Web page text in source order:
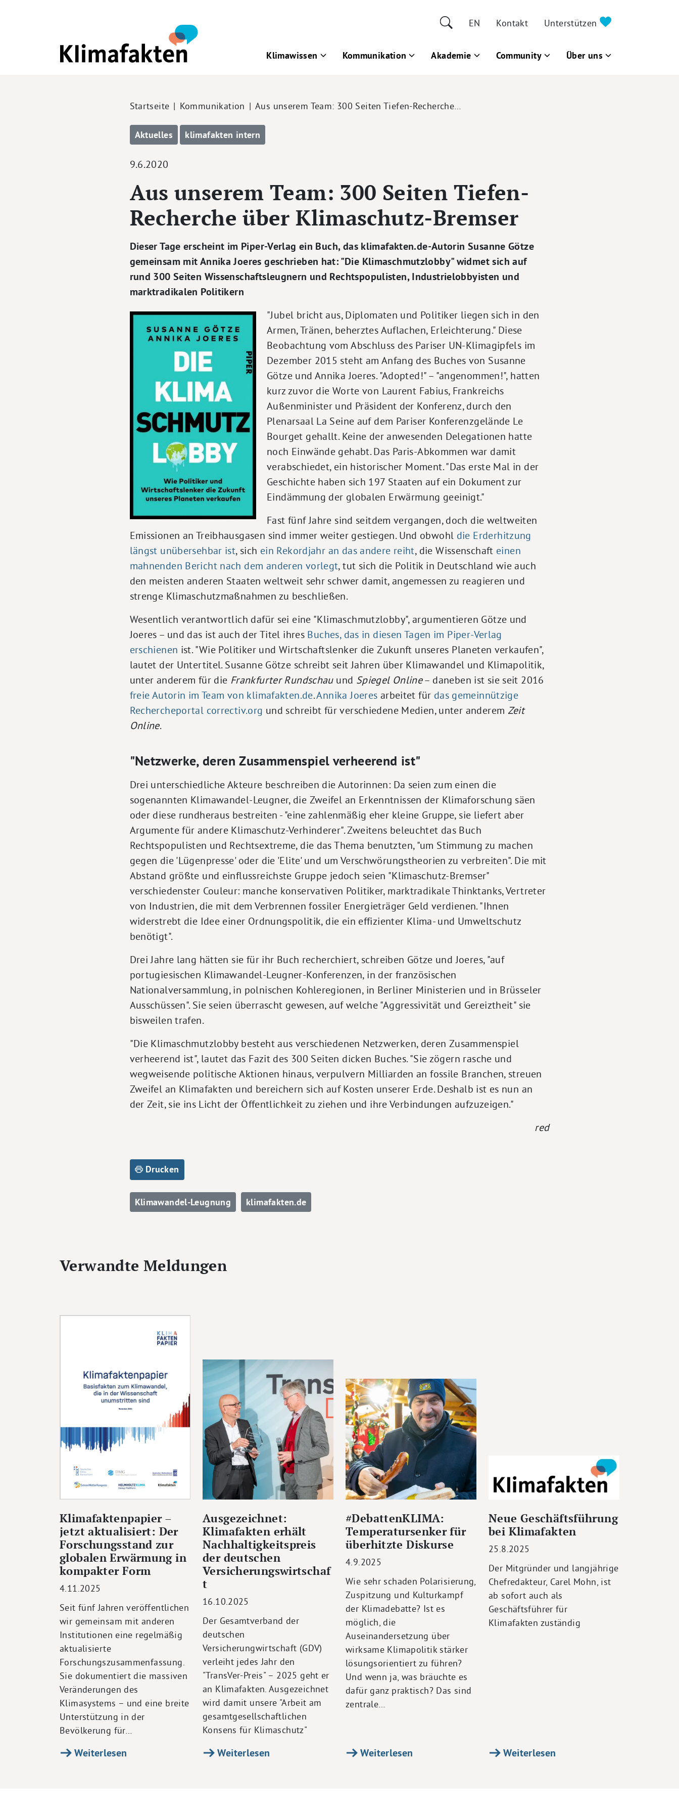
EN Kontakt Unterstützen
Klimawissen Kommunikation Akademie Community Über uns
Pfadnavigation
Startseite Kommunikation Aus unserem Team: 300 Seiten Tiefen-Recherche…
Aktuelles klimafakten intern
9.6.2020
Aus unserem Team: 300 Seiten Tiefen-
Recherche über Klimaschutz-Bremser
Dieser Tage erscheint im Piper-Verlag ein Buch, das klimafakten.de-Autorin Susanne Götze
gemeinsam mit Annika Joeres geschrieben hat: "Die Klimaschmutzlobby" widmet sich auf
rund 300 Seiten Wissenschaftsleugnern und Rechtspopulisten, Industrielobbyisten und
marktradikalen Politikern
"Jubel bricht aus, Diplomaten und Politiker liegen sich in den
Armen, Tränen, beherztes Auflachen, Erleichterung." Diese
Beobachtung vom Abschluss des Pariser UN-Klimagipfels im
Dezember 2015 steht am Anfang des Buches von Susanne
Götze und Annika Joeres. "Adopted!" – "angenommen!", hatten
kurz zuvor die Worte von Laurent Fabius, Frankreichs
Außenminister und Präsident der Konferenz, durch den
Plenarsaal La Seine auf dem Pariser Konferenzgelände Le
Bourget gehallt. Keine der anwesenden Delegationen hatte
noch Einwände gehabt. Das Paris-Abkommen war damit
verabschiedet, ein historischer Moment. "Das erste Mal in der
Geschichte haben sich 197 Staaten auf ein Dokument zur
Eindämmung der globalen Erwärmung geeinigt."
Fast fünf Jahre sind seitdem vergangen, doch die weltweiten
Emissionen an Treibhausgasen sind immer weiter gestiegen. Und obwohl die Erderhitzung
längst unübersehbar ist, sich ein Rekordjahr an das andere reiht, die Wissenschaft einen
mahnenden Bericht nach dem anderen vorlegt, tut sich die Politik in Deutschland wie auch
den meisten anderen Staaten weltweit sehr schwer damit, angemessen zu reagieren und
strenge Klimaschutzmaßnahmen zu beschließen.
Wesentlich verantwortlich dafür sei eine "Klimaschmutzlobby", argumentieren Götze und
Joeres – und das ist auch der Titel ihres Buches, das in diesen Tagen im Piper-Verlag
erschienen ist. "Wie Politiker und Wirtschaftslenker die Zukunft unseres Planeten verkaufen",
lautet der Untertitel. Susanne Götze schreibt seit Jahren über Klimawandel und Klimapolitik,
unter anderem für die Frankfurter Rundschauund Spiegel Online– daneben ist sie seit 2016
freie Autorin im Team von klimafakten.de.Annika Joeres arbeitet für das gemeinnützige
Rechercheportal correctiv.org und schreibt für verschiedene Medien, unter anderem Zeit
Online.
"Netzwerke, deren Zusammenspiel verheerend ist"
Drei unterschiedliche Akteure beschreiben die Autorinnen: Da seien zum einen die
sogenannten Klimawandel-Leugner, die Zweifel an Erkenntnissen der Klimaforschung säen
oder diese rundheraus bestreiten - "eine zahlenmäßig eher kleine Gruppe, sie liefert aber
Argumente für andere Klimaschutz-Verhinderer". Zweitens beleuchtet das Buch
Rechtspopulisten und Rechtsextreme, die das Thema benutzten, "um Stimmung zu machen
gegen die 'Lügenpresse' oder die 'Elite' und um Verschwörungstheorien zu verbreiten". Die mit
Abstand größte und einflussreichste Gruppe jedoch seien "Klimaschutz-Bremser"
verschiedenster Couleur: manche konservativen Politiker, marktradikale Thinktanks, Vertreter
von Industrien, die mit dem Verbrennen fossiler Energieträger Geld verdienen. "Ihnen
widerstrebt die Idee einer Ordnungspolitik, die ein effizienter Klima- und Umweltschutz
benötigt".
Drei Jahre lang hätten sie für ihr Buch recherchiert, schreiben Götze und Joeres, "auf
portugiesischen Klimawandel-Leugner-Konferenzen, in der französischen
Nationalversammlung, in polnischen Kohleregionen, in Berliner Ministerien und in Brüsseler
Ausschüssen". Sie seien überrascht gewesen, auf welche "Aggressivität und Gereiztheit" sie
bisweilen trafen.
"Die Klimaschmutzlobby besteht aus verschiedenen Netzwerken, deren Zusammenspiel
verheerend ist", lautet das Fazit des 300 Seiten dicken Buches. "Sie zögern rasche und
wegweisende politische Aktionen hinaus, verpulvern Milliarden an fossile Branchen, streuen
Zweifel an Klimafakten und bereichern sich auf Kosten unserer Erde. Deshalb ist es nun an
der Zeit, sie ins Licht der Öffentlichkeit zu ziehen und ihre Verbindungen aufzuzeigen."
red
Drucken
Klimawandel-Leugnung klimafakten.de
Verwandte Meldungen
Klimafaktenpapier –
jetzt aktualisiert: Der
Forschungsstand zur
globalen Erwärmung in
kompakter Form
4.11.2025
Seit fünf Jahren veröffentlichen
wir gemeinsam mit anderen
Institutionen eine regelmäßig
aktualisierte
Forschungszusammenfassung.
Sie dokumentiert die massiven
Veränderungen des
Klimasystems – und eine breite
Unterstützung in der
Bevölkerung für…
Weiterlesen
Ausgezeichnet:
Klimafakten erhält
Nachhaltigkeitspreis
der deutschen
Versicherungswirtschaf
t
16.10.2025
Der Gesamtverband der
deutschen
Versicherungwirtschaft (GDV)
verleiht jedes Jahr den
"TransVer-Preis" – 2025 geht er
an Klimafakten. Ausgezeichnet
wird damit unsere "Arbeit am
gesamtgesellschaftlichen
Konsens für Klimaschutz"
Weiterlesen
#DebattenKLIMA:
Temperatursenker für
überhitzte Diskurse
4.9.2025
Wie sehr schaden Polarisierung,
Zuspitzung und Kulturkampf
der Klimadebatte? Ist es
möglich, die
Auseinandersetzung über
wirksame Klimapolitik stärker
lösungsorientiert zu führen?
Und wenn ja, was bräuchte es
dafür ganz praktisch? Das sind
zentrale…
Weiterlesen
Neue Geschäftsführung
bei Klimafakten
25.8.2025
Der Mitgründer und langjährige
Chefredakteur, Carel Mohn, ist
ab sofort auch als
Geschäftsführer für
Klimafakten zuständig
Weiterlesen